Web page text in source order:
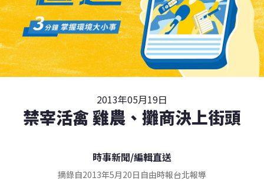
2013年05月19日
禁宰活禽 雞農、攤商決上街頭
時事新聞/編輯直送
摘錄自2013年5月20日自由時報台北報導